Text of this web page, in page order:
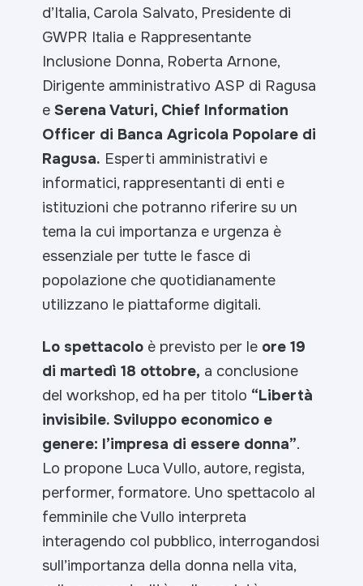
d’Italia, Carola Salvato, Presidente di
GWPR Italia e Rappresentante
Inclusione Donna, Roberta Arnone,
Dirigente amministrativo ASP di Ragusa
eSerena Vaturi, Chief Information
Officer di Banca Agricola Popolare di
Ragusa. Esperti amministrativi e
informatici, rappresentanti di enti e
istituzioni che potranno riferire su un
tema la cui importanza e urgenza è
essenziale per tutte le fasce di
popolazione che quotidianamente
utilizzano le piattaforme digitali.
Lo spettacolo è previsto per le ore 19
di martedì 18 ottobre, a conclusione
del workshop, ed ha per titolo “Libertà
invisibile. Sviluppo economico e
genere: l’impresa di essere donna”.
Lo propone Luca Vullo, autore, regista,
performer, formatore. Uno spettacolo al
femminile che Vullo interpreta
interagendo col pubblico, interrogandosi
sull’importanza della donna nella vita,